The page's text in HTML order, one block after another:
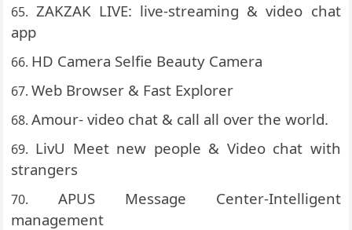
ZAKZAK LIVE: live-streaming & video chat
app
HD Camera Selfie Beauty Camera
Web Browser & Fast Explorer
Amour- video chat & call all over the world.
LivU Meet new people & Video chat with
strangers
APUS Message Center-Intelligent
management